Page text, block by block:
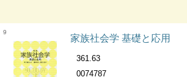
9
家族社会学 基礎と応用
361.63
0074787